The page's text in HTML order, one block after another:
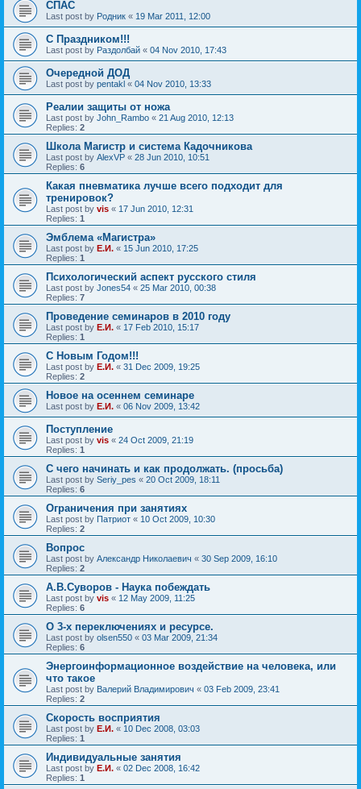
СПАС
Last post by Родник « 19 Mar 2011, 12:00
C Праздником!!!
Last post by Раздолбай « 04 Nov 2010, 17:43
Очередной ДОД
Last post by pentakl « 04 Nov 2010, 13:33
Реалии защиты от ножа
Last post by John_Rambo « 21 Aug 2010, 12:13
Replies: 2
Школа Магистр и система Кадочникова
Last post by AlexVP « 28 Jun 2010, 10:51
Replies: 6
Какая пневматика лучше всего подходит для
тренировок?
Last post by vis « 17 Jun 2010, 12:31
Replies: 1
Эмблема «Магистра»
Last post by Е.И. « 15 Jun 2010, 17:25
Replies: 1
Психологический аспект русского стиля
Last post by Jones54 « 25 Mar 2010, 00:38
Replies: 7
Проведение семинаров в 2010 году
Last post by Е.И. « 17 Feb 2010, 15:17
Replies: 1
С Новым Годом!!!
Last post by Е.И. « 31 Dec 2009, 19:25
Replies: 2
Новое на осеннем семинаре
Last post by Е.И. « 06 Nov 2009, 13:42
Поступление
Last post by vis « 24 Oct 2009, 21:19
Replies: 1
С чего начинать и как продолжать. (просьба)
Last post by Seriy_pes « 20 Oct 2009, 18:11
Replies: 6
Ограничения при занятиях
Last post by Патриот « 10 Oct 2009, 10:30
Replies: 2
Вопрос
Last post by Александр Николаевич « 30 Sep 2009, 16:10
Replies: 2
А.В.Суворов - Наука побеждать
Last post by vis « 12 May 2009, 11:25
Replies: 6
О 3-х переключениях и ресурсе.
Last post by olsen550 « 03 Mar 2009, 21:34
Replies: 6
Энергоинформационное воздействие на человека, или
что такое
Last post by Валерий Владимирович « 03 Feb 2009, 23:41
Replies: 2
Скорость восприятия
Last post by Е.И. « 10 Dec 2008, 03:03
Replies: 1
Индивидуальные занятия
Last post by Е.И. « 02 Dec 2008, 16:42
Replies: 1